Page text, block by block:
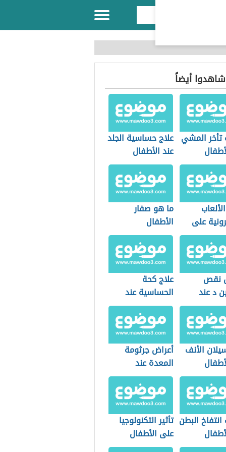
شاهدوا أيضاً
تأخر المشي علاج حساسية الجلد
عند الأطفال
على
ما هو صفار
الأطفال
نقص
د عند
علاج كحة
الحساسية عند
الأطفال
الأنف
أعراض جرثومة
المعدة عند
الأطفال
البطن تأثير التكنولوجيا
على الأطفال